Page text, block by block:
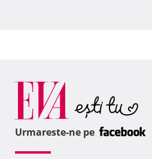
Urmareste-ne pe